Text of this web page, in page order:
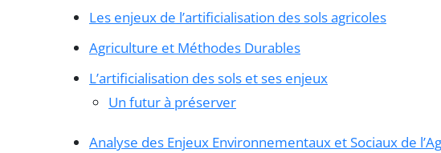
Les enjeux de l’artificialisation des sols agricoles
Agriculture et Méthodes Durables
L’artificialisation des sols et ses enjeux
Un futur à préserver
Analyse des Enjeux Environnementaux et Sociaux de